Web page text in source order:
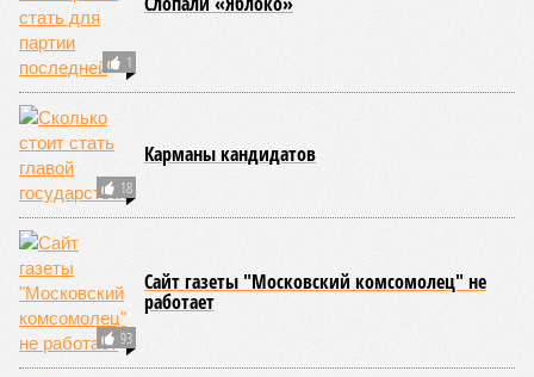
Европу подобные катастрофы никогда не затрагивали,
здесь беды были другими, включая массовый голод и
масштабные эпидемии вроде бубонной чумы (200 млн
погибших) или «испанки» (по разным оценкам, от 17,4 до
100 млн погибших во всём мире).
Когда земля – дыбом
Но это дела давно минувших дней. А что нам ждать в
дальнейшем? Авторы энциклопедии A-Z Animals,
основываясь на современных научных исследованиях и
глобальных тенденциях, составили свой список
потенциально самых смертоносных стихийных бедствий,
угрожающих человечеству непосредственно сейчас, в XXI
веке.